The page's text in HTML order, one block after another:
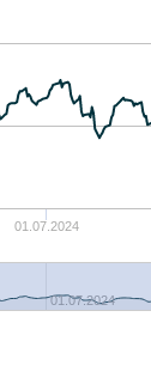
01.07.2024
01.07.2024